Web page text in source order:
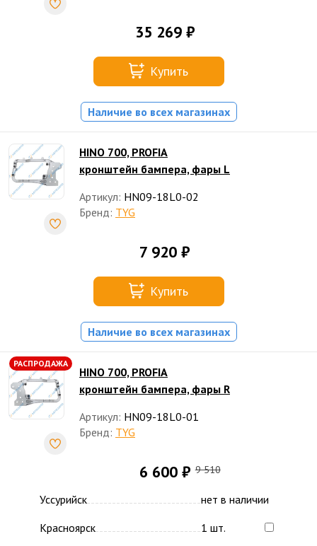
35 269 ₽
Купить
Наличие во всех магазинах
HINO 700, PROFIA
кронштейн бампера, фары L
Артикул: HN09-18L0-02
Бренд: TYG
7 920 ₽
Купить
Наличие во всех магазинах
РАСПРОДАЖА
HINO 700, PROFIA
кронштейн бампера, фары R
Артикул: HN09-18L0-01
Бренд: TYG
6 600 ₽ 9 510
Уссурийск
нет в наличии
Красноярск
1 шт.